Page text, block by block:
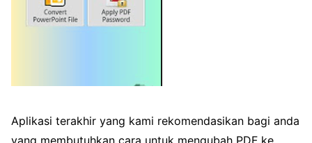
Aplikasi terakhir yang kami rekomendasikan bagi anda
yang membutuhkan cara untuk mengubah PDF ke